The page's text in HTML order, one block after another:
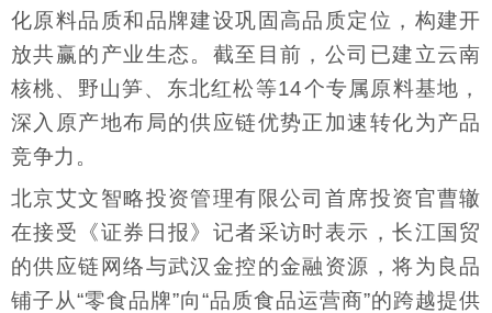
化原料品质和品牌建设巩固高品质定位，构建开
放共赢的产业生态。截至目前，公司已建立云南
核桃、野山笋、东北红松等14个专属原料基地，
深入原产地布局的供应链优势正加速转化为产品
竞争力。
北京艾文智略投资管理有限公司首席投资官曹辙
在接受《证券日报》记者采访时表示，长江国贸
的供应链网络与武汉金控的金融资源，将为良品
铺子从“零食品牌”向“品质食品运营商”的跨越提供